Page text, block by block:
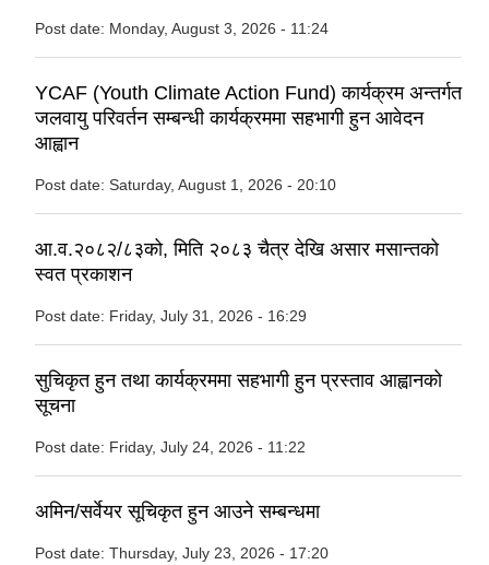
Post date: Monday, August 3, 2026 - 11:24
YCAF (Youth Climate Action Fund) कार्यक्रम अन्तर्गत
जलवायु परिवर्तन सम्बन्धी कार्यक्रममा सहभागी हुन आवेदन
आह्वान
Post date: Saturday, August 1, 2026 - 20:10
आ.व.२०८२/८३को, मिति २०८३ चैत्र देखि असार मसान्तको
स्वत प्रकाशन
Post date: Friday, July 31, 2026 - 16:29
सुचिकृत हुन तथा कार्यक्रममा सहभागी हुन प्रस्ताव आह्वानको
सूचना
Post date: Friday, July 24, 2026 - 11:22
अमिन/सर्वेयर सूचिकृत हुन आउने सम्बन्धमा
Post date: Thursday, July 23, 2026 - 17:20